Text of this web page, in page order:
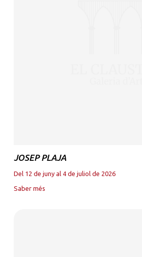
JOSEP PLAJA
Del 12 de juny al 4 de juliol de 2026
Saber més